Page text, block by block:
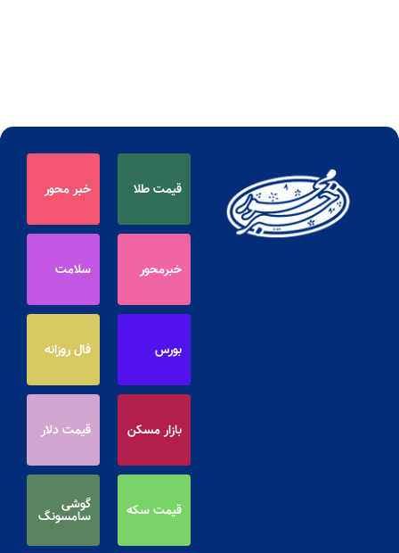
قیمت طلا خبر محور
خبرمحور سلامت
بورس فال روزانه
بازار مسکن قیمت دلار
قیمت سکه گوشی
سامسونگ